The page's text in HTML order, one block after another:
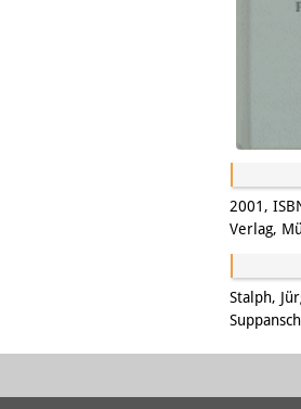
2001,
Verlag,
Stalph,